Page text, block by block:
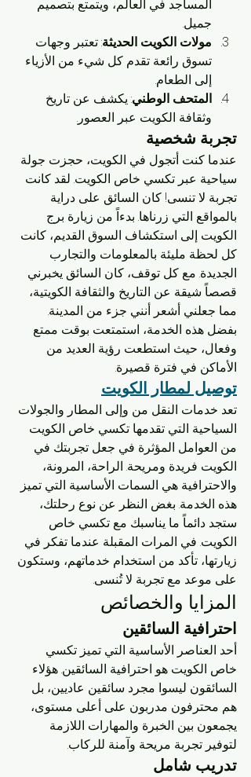
المساجد في العالم، ويتمتع بتصميم
جميل.
مولات الكويت الحديثة: تعتبر وجهات
تسوق رائعة تقدم كل شيء من الأزياء
إلى الطعام.
المتحف الوطني: يكشف عن تاريخ
وثقافة الكويت عبر العصور.
تجربة شخصية
عندما كنت أتجول في الكويت، حجزت جولة
سياحية عبر تكسي خاص الكويت. لقد كانت
تجربة لا تنسى! كان السائق على دراية
بالمواقع التي زرناها. بدءاً من زيارة برج
الكويت إلى استكشاف السوق القديم، كانت
كل لحظة مليئة بالمعلومات والتجارب
الجديدة. مع كل توقف، كان السائق يخبرني
قصصاً شيقة عن التاريخ والثقافة الكويتية،
مما جعلني أشعر أنني جزء من المدينة.
بفضل هذه الخدمة، استمتعت بوقت ممتع
وفعال، حيث استطعت رؤية العديد من
الأماكن في فترة قصيرة.
توصيل لمطار الكويت
تعد خدمات النقل من وإلى المطار والجولات
السياحية التي تقدمها تكسي خاص الكويت
من العوامل المؤثرة في جعل تجربتك في
الكويت فريدة ومريحة. الراحة، المرونة،
والاحترافية هي السمات الأساسية التي تميز
هذه الخدمة. بغض النظر عن نوع رحلتك،
ستجد دائماً ما يناسبك مع تكسي خاص
الكويت. في المرات المقبلة عندما تفكر في
زيارتها، تأكد من استخدام خدماتهم، وستكون
على موعد مع تجربة لا تُنسى.
المزايا والخصائص
احترافية السائقين
أحد العناصر الأساسية التي تميز تكسي
خاص الكويت هو احترافية السائقين. هؤلاء
السائقون ليسوا مجرد سائقين عاديين، بل
هم محترفون مدربون على أعلى مستوى،
يجمعون بين الخبرة والمهارات اللازمة
لتوفير تجربة مريحة وآمنة للركاب.
تدريب شامل